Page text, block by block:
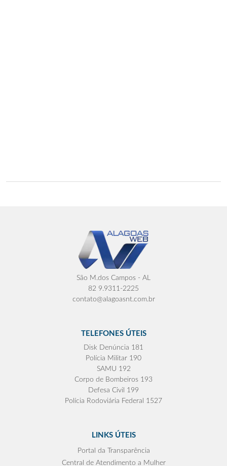
São M.dos Campos - AL
82 9.9311-2225
contato@alagoasnt.com.br
TELEFONES ÚTEIS
Disk Denúncia 181
Polícia Militar 190
SAMU 192
Corpo de Bombeiros 193
Defesa Civil 199
Polícia Rodoviária Federal 1527
LINKS ÚTEIS
Portal da Transparência
Central de Atendimento a Mulher